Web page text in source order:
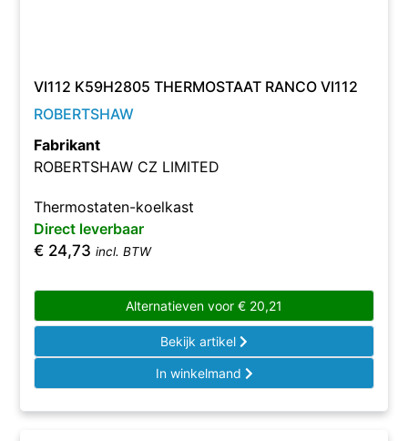
VI112 K59H2805 THERMOSTAAT RANCO VI112
ROBERTSHAW
Fabrikant
ROBERTSHAW CZ LIMITED
Thermostaten-koelkast
Direct leverbaar
€ 24,73 incl. BTW
Alternatieven voor € 20,21
Bekijk artikel
In winkelmand